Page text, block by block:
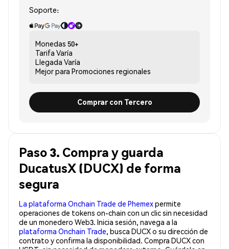
Soporte:
Monedas 50+
Tarifa Varía
Llegada Varía
Mejor para Promociones regionales
Comprar con Tercero
Paso 3. Compra y guarda
DucatusX (DUCX) de forma
segura
La plataforma Onchain Trade de Phemexpermite
operaciones de tokens on-chain con un clic sin necesidad
de un monedero Web3. Inicia sesión, navega a la
plataforma Onchain Trade, busca DUCX o su dirección de
contrato y confirma la disponibilidad. Compra DUCX con